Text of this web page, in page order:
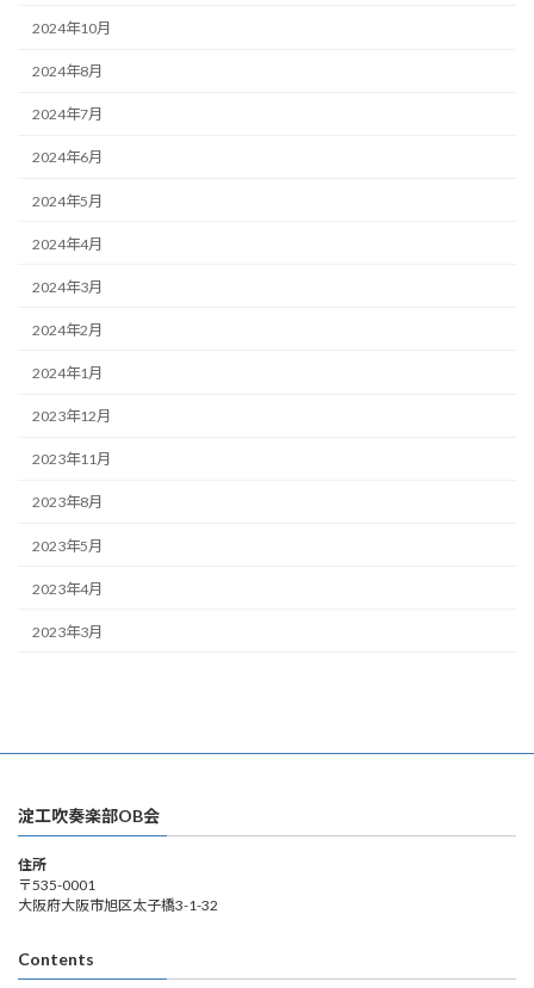
2024年10月
2024年8月
2024年7月
2024年6月
2024年5月
2024年4月
2024年3月
2024年2月
2024年1月
2023年12月
2023年11月
2023年8月
2023年5月
2023年4月
2023年3月
淀工吹奏楽部OB会
住所
〒535-0001
大阪府大阪市旭区太子橋3-1-32
Contents